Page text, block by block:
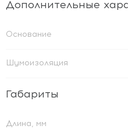
Дополнительные
Основание
Шумоизоляция
Габариты
Длина, мм